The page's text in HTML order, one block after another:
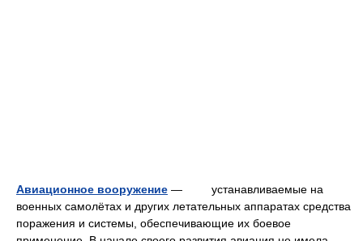
Авиационное вооружение — устанавливаемые на
военных самолётах и других летательных аппаратах средства
поражения и системы, обеспечивающие их боевое